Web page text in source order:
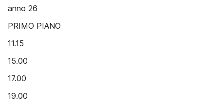
anno 26
PRIMO PIANO
11.15
15.00
17.00
19.00